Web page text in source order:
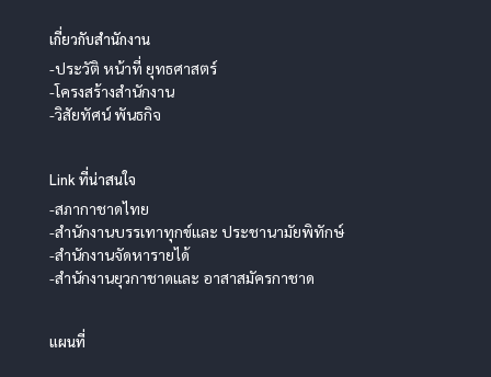
เกี่ยวกับสำนักงาน
-ประวัติ หน้าที่ ยุทธศาสตร์
-โครงสร้างสำนักงาน
-วิสัยทัศน์ พันธกิจ
Link ที่น่าสนใจ
-สภากาชาดไทย
-สำนักงานบรรเทาทุกข์และ ประชานามัยพิทักษ์
-สำนักงานจัดหารายได้
-สำนักงานยุวกาชาดและ อาสาสมัครกาชาด
แผนที่